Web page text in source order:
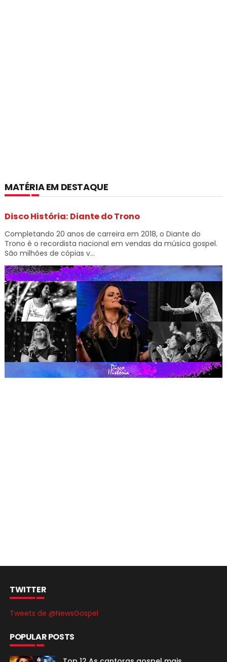
MATÉRIA EM DESTAQUE
Disco História: Diante do Trono
Completando 20 anos de carreira em 2018, o Diante do
Trono é o recordista nacional em vendas da música gospel.
São milhões de cópias v...
TWITTER
Tweets de @NewsGospel
POPULAR POSTS